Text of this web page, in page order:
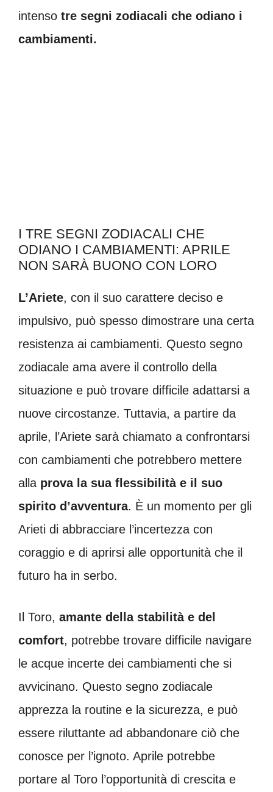
intenso tre segni zodiacali che odiano i
cambiamenti.
I TRE SEGNI ZODIACALI CHE
ODIANO I CAMBIAMENTI: APRILE
NON SARÀ BUONO CON LORO
L’Ariete, con il suo carattere deciso e
impulsivo, può spesso dimostrare una certa
resistenza ai cambiamenti. Questo segno
zodiacale ama avere il controllo della
situazione e può trovare difficile adattarsi a
nuove circostanze. Tuttavia, a partire da
aprile, l’Ariete sarà chiamato a confrontarsi
con cambiamenti che potrebbero mettere
alla prova la sua flessibilità e il suo
spirito d’avventura. È un momento per gli
Arieti di abbracciare l’incertezza con
coraggio e di aprirsi alle opportunità che il
futuro ha in serbo.
Il Toro, amante della stabilità e del
comfort, potrebbe trovare difficile navigare
le acque incerte dei cambiamenti che si
avvicinano. Questo segno zodiacale
apprezza la routine e la sicurezza, e può
essere riluttante ad abbandonare ciò che
conosce per l’ignoto. Aprile potrebbe
portare al Toro l’opportunità di crescita e